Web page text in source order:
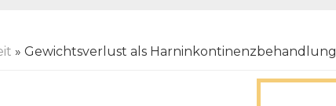
» Gewichtsverlust als Harninkontinenzbehandlung